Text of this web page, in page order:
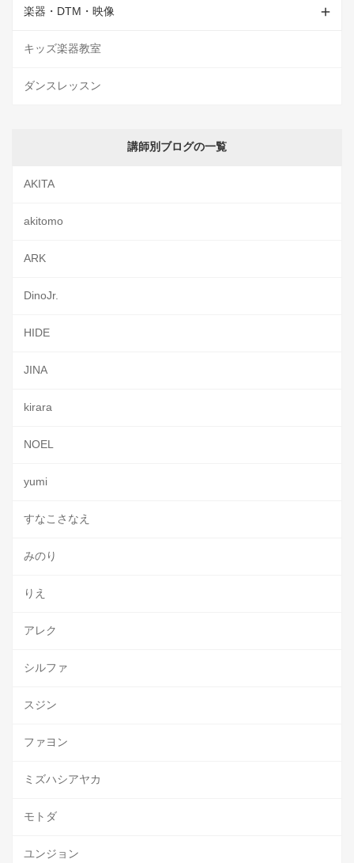
楽器・DTM・映像
キッズ楽器教室
ダンスレッスン
講師別ブログの一覧
AKITA
akitomo
ARK
DinoJr.
HIDE
JINA
kirara
NOEL
yumi
すなこさなえ
みのり
りえ
アレク
シルファ
スジン
ファヨン
ミズハシアヤカ
モトダ
ユンジョン